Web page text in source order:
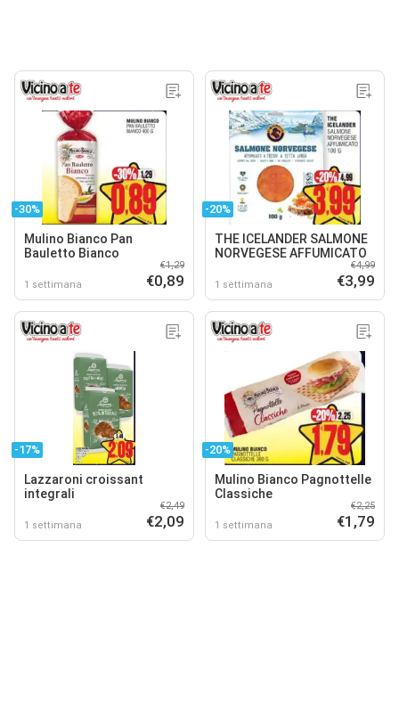
-30%
Mulino Bianco Pan
Bauletto Bianco
1 settimana
€1,29
€0,89
-20%
THE ICELANDER SALMONE
NORVEGESE AFFUMICATO
1 settimana
€4,99
€3,99
-17%
Lazzaroni croissant
integrali
1 settimana
€2,49
€2,09
-20%
Mulino Bianco Pagnottelle
Classiche
1 settimana
€2,25
€1,79